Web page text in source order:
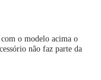
o modelo acima o
não faz parte da